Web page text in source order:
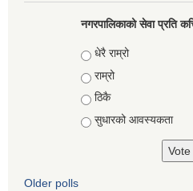
नगरपालिकाको सेवा प्रति
Choices
धेरै राम्रो
राम्रो
ठिकै
सुधारको आवस्यकता
Older polls